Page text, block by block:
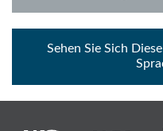
Sehen Sie Sich